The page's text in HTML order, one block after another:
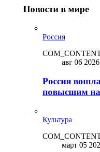
Новости в мире
Россия
авг 06 2026
Россия
повысшим
Культура
март 05